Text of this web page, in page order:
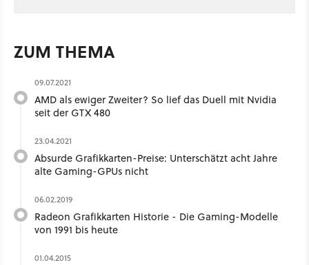
ZUM THEMA
09.07.2021
AMD als ewiger Zweiter? So lief das Duell mit Nvidia
seit der GTX 480
23.04.2021
Absurde Grafikkarten-Preise: Unterschätzt acht Jahre
alte Gaming-GPUs nicht
06.02.2019
Radeon Grafikkarten Historie - Die Gaming-Modelle
von 1991 bis heute
01.04.2015